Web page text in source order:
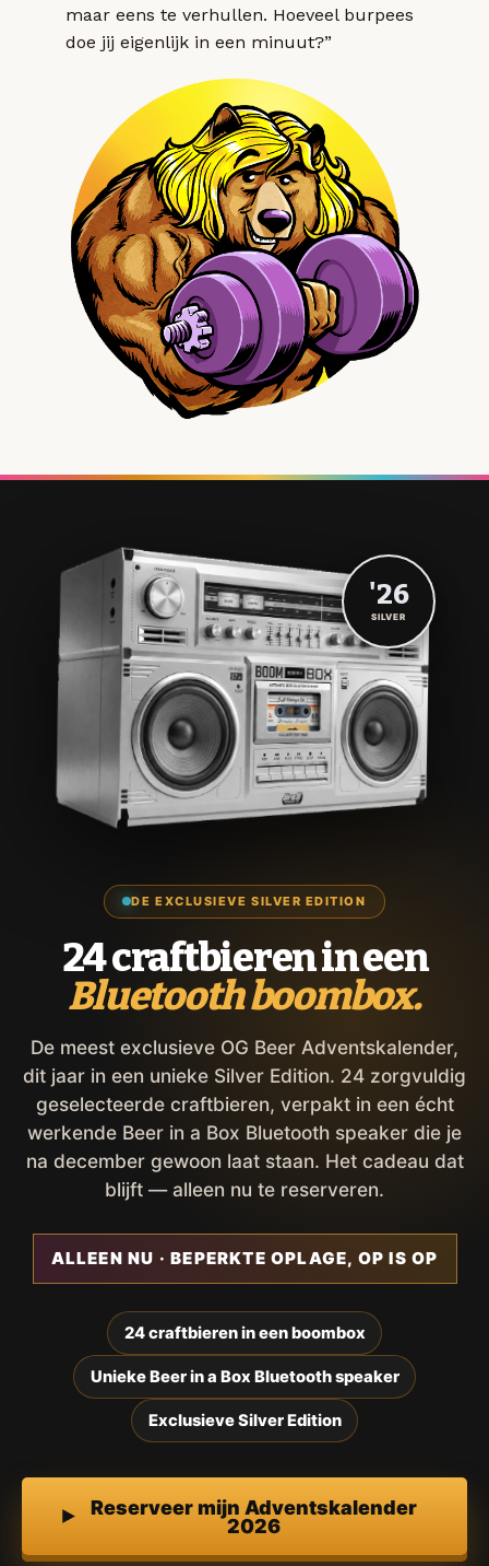
maar eens te verhullen. Hoeveel burpees
doe jij eigenlijk in een minuut?”
DE EXCLUSIEVE SILVER EDITION
24 craftbieren in een
Bluetooth boombox.
De meest exclusieve OG Beer Adventskalender,
dit jaar in een unieke Silver Edition. 24 zorgvuldig
geselecteerde craftbieren, verpakt in een écht
werkende Beer in a Box Bluetooth speaker die je
na december gewoon laat staan. Het cadeau dat
blijft — alleen nu te reserveren.
ALLEEN NU · BEPERKTE OPLAGE, OP IS OP
24 craftbieren in een boombox
Unieke Beer in a Box Bluetooth speaker
Exclusieve Silver Edition
Reserveer mijn Adventskalender
2026
'26
SILVER